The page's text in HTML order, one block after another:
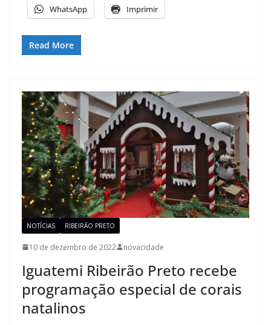
WhatsApp Imprimir
Read More
NOTÍCIAS RIBEIRÃO PRETO
10 de dezembro de 2022 novacidade
Iguatemi Ribeirão Preto recebe
programação especial de corais
natalinos